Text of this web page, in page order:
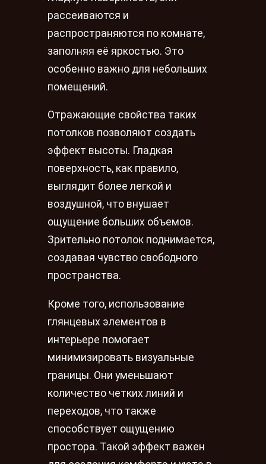
рассеиваются и
распространяются по комнате,
заполняя её яркостью. Это
особенно важно для небольших
помещений.
Отражающие свойства таких
потолков позволяют создать
эффект высоты. Гладкая
поверхность, как правило,
выглядит более легкой и
воздушной, что внушает
ощущение больших объемов.
Зрительно потолок поднимается,
создавая чувство свободного
пространства.
Кроме того, использование
глянцевых элементов в
интерьере помогает
минимизировать визуальные
границы. Они уменьшают
количество четких линий и
переходов, что также
способствует ощущению
простора. Такой эффект важен